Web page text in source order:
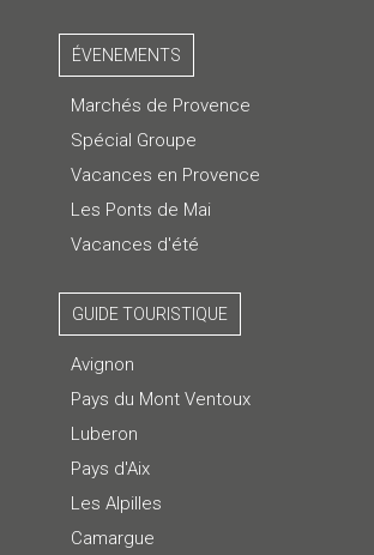
ÉVENEMENTS
Marchés de Provence
Spécial Groupe
Vacances en Provence
Les Ponts de Mai
Vacances d'été
GUIDE TOURISTIQUE
Avignon
Pays du Mont Ventoux
Luberon
Pays d'Aix
Les Alpilles
Camargue